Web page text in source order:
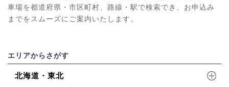
車場を都道府県・市区町村、路線・駅で検索でき、お申込み
までをスムーズにご案内いたします。
エリアからさがす
北海道・東北